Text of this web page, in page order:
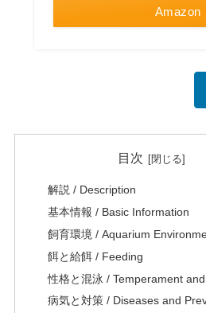
Amazon
目次
解説 / Description
基本情報 / Basic Information
飼育環境 / Aquarium
餌と給餌 / Feeding
性格と混泳 / Temperament
病気と対策 / Diseases and